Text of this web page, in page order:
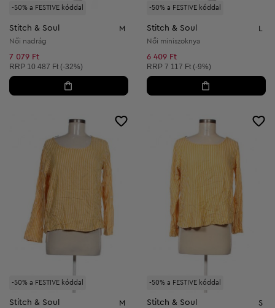
-50% a FESTIVE kóddal
Stitch & Soul M
Női nadrág
7 079 Ft
Ajánlott ár:
RRP 10 487 Ft (-32%)
-50% a FESTIVE kóddal
Stitch & Soul
Női miniszoknya
6 409 Ft
Ajánlott ár:
RRP 7 117 Ft (-9%)
-50% a FESTIVE kóddal
Stitch & Soul M
-50% a FESTIVE kóddal
Stitch & Soul S